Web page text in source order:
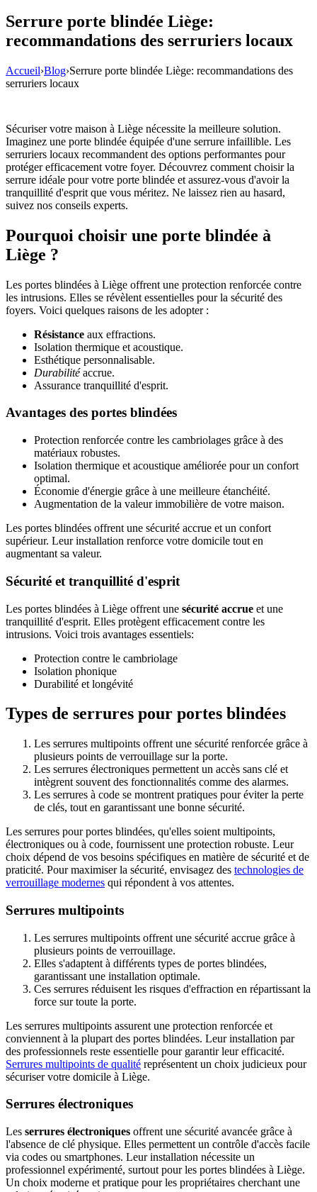
Serrure porte blindée Liège:
recommandations des serruriers locaux
Accueil›Blog›Serrure porte blindée Liège: recommandations des
serruriers locaux
Sécuriser votre maison à Liège nécessite la meilleure solution.
Imaginez une porte blindée équipée d'une serrure infaillible. Les
serruriers locaux recommandent des options performantes pour
protéger efficacement votre foyer. Découvrez comment choisir la
serrure idéale pour votre porte blindée et assurez-vous d'avoir la
tranquillité d'esprit que vous méritez. Ne laissez rien au hasard,
suivez nos conseils experts.
Pourquoi choisir une porte blindée à
Liège ?
Les portes blindées à Liège offrent une protection renforcée contre
les intrusions. Elles se révèlent essentielles pour la sécurité des
foyers. Voici quelques raisons de les adopter :
Résistance aux effractions.
Isolation thermique et acoustique.
Esthétique personnalisable.
Durabilitéaccrue.
Assurance tranquillité d'esprit.
Avantages des portes blindées
Protection renforcée contre les cambriolages grâce à des
matériaux robustes.
Isolation thermique et acoustique améliorée pour un confort
optimal.
Économie d'énergie grâce à une meilleure étanchéité.
Augmentation de la valeur immobilière de votre maison.
Les portes blindées offrent une sécurité accrue et un confort
supérieur. Leur installation renforce votre domicile tout en
augmentant sa valeur.
Sécurité et tranquillité d'esprit
Les portes blindées à Liège offrent une sécurité accrue et une
tranquillité d'esprit. Elles protègent efficacement contre les
intrusions. Voici trois avantages essentiels:
Protection contre le cambriolage
Isolation phonique
Durabilité et longévité
Types de serrures pour portes blindées
Les serrures multipoints offrent une sécurité renforcée grâce à
plusieurs points de verrouillage sur la porte.
Les serrures électroniques permettent un accès sans clé et
intègrent souvent des fonctionnalités comme des alarmes.
Les serrures à code se montrent pratiques pour éviter la perte
de clés, tout en garantissant une bonne sécurité.
Les serrures pour portes blindées, qu'elles soient multipoints,
électroniques ou à code, fournissent une protection robuste. Leur
choix dépend de vos besoins spécifiques en matière de sécurité et de
praticité. Pour maximiser la sécurité, envisagez des technologies de
verrouillage modernes qui répondent à vos attentes.
Serrures multipoints
Les serrures multipoints offrent une sécurité accrue grâce à
plusieurs points de verrouillage.
Elles s'adaptent à différents types de portes blindées,
garantissant une installation optimale.
Ces serrures réduisent les risques d'effraction en répartissant la
force sur toute la porte.
Les serrures multipoints assurent une protection renforcée et
conviennent à la plupart des portes blindées. Leur installation par
des professionnels reste essentielle pour garantir leur efficacité.
Serrures multipoints de qualité représentent un choix judicieux pour
sécuriser votre domicile à Liège.
Serrures électroniques
Les serrures électroniques offrent une sécurité avancée grâce à
l'absence de clé physique. Elles permettent un contrôle d'accès facile
via codes ou smartphones. Leur installation nécessite un
professionnel expérimenté, surtout pour les portes blindées à Liège.
Un choix moderne et pratique pour les propriétaires cherchant une